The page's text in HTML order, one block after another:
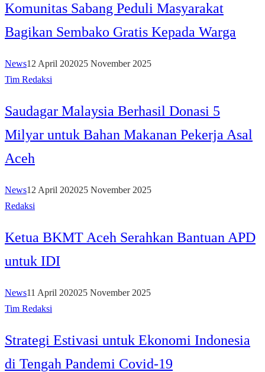
Komunitas Sabang Peduli Masyarakat
Bagikan Sembako Gratis Kepada Warga
News12 April 202025 November 2025
Tim Redaksi
Saudagar Malaysia Berhasil Donasi 5
Milyar untuk Bahan Makanan Pekerja Asal
Aceh
News12 April 202025 November 2025
Redaksi
Ketua BKMT Aceh Serahkan Bantuan APD
untuk IDI
News11 April 202025 November 2025
Tim Redaksi
Strategi Estivasi untuk Ekonomi Indonesia
di Tengah Pandemi Covid-19